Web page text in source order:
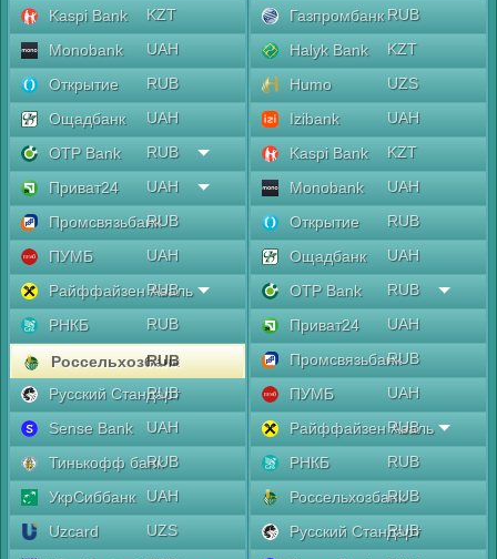
Kaspi Bank
KZT
Monobank
UAH
Открытие
RUB
Ощадбанк
UAH
OTP Bank
RUB
Приват24
UAH
ПромсвязьбанкRUB
ПУМБ
UAH
Райффайзен Аваль
RUB
РНКБ
RUB
Россельхозбанк
RUB
Русский Стандарт
RUB
Sense Bank
UAH
Тинькофф банкRUB
УкрСиббанк
UAH
Uzcard
UZS
Газпромбанк RUB
Halyk Bank
KZT
Humo
UZS
Izibank
UAH
Kaspi Bank
KZT
Monobank
UAH
Открытие
RUB
Ощадбанк
UAH
OTP Bank
RUB
Приват24
UAH
ПромсвязьбанкRUB
ПУМБ
UAH
Райффайзен Аваль
RUB
РНКБ
RUB
РоссельхозбанкRUB
Русский Стандарт
RUB